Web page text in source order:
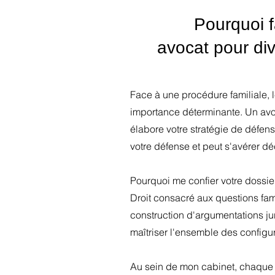
Pourquoi
avocat pour
Face à une procédure familiale,
importance déterminante. Un
élabore votre stratégie de
votre défense et peut s'avérer
Pourquoi me confier votre
Droit consacré aux questions
construction d'argumentations
maîtriser l'ensemble des
Au sein de mon cabinet,